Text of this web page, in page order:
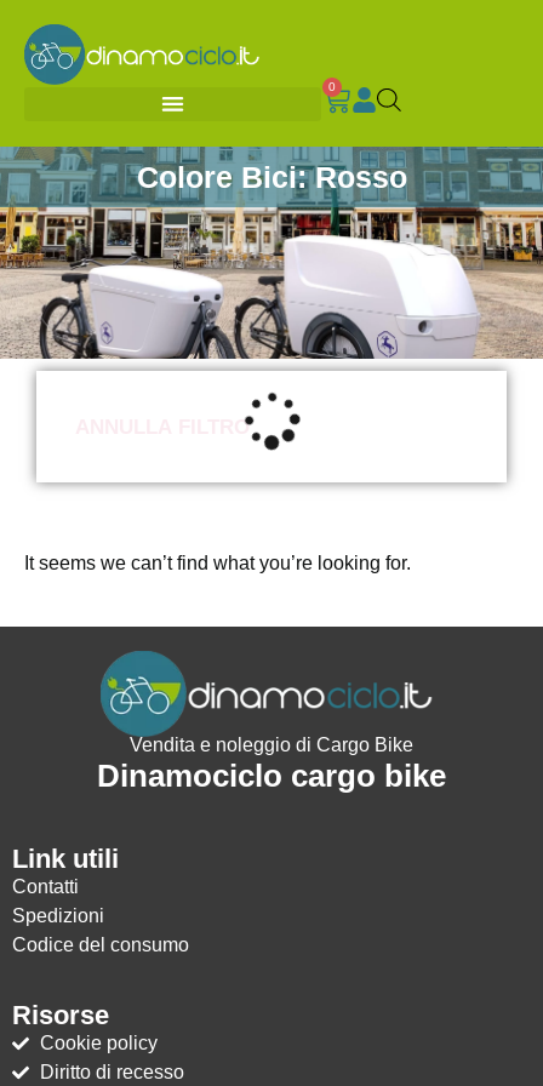
0
Colore Bici: Rosso
ANNULLA FILTRO
It seems we can’t find what you’re looking for.
Vendita e noleggio di Cargo Bike
Dinamociclo cargo bike
Link utili
Contatti
Spedizioni
Codice del consumo
Risorse
Cookie policy
Diritto di recesso